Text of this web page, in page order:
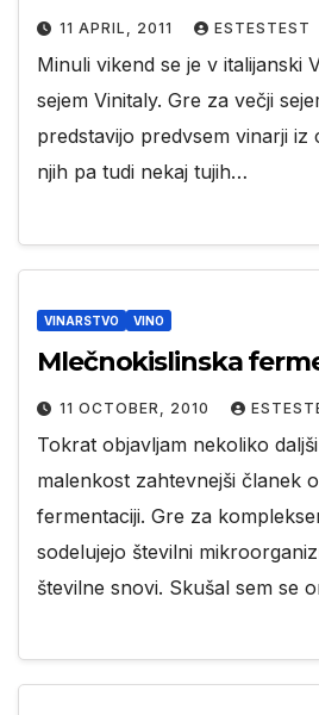
11 APRIL, 2011 ESTESTEST
Minuli vikend se je v italijanski
sejem Vinitaly. Gre za večji
predstavijo predvsem vinarji iz
njih pa tudi nekaj tujih…
VINARSTVO VINO
Mlečnokislinska
11 OCTOBER, 2010
Tokrat objavljam nekoliko
malenkost zahtevnejši članek
fermentaciji. Gre za
sodelujejo številni
številne snovi. Skušal sem se